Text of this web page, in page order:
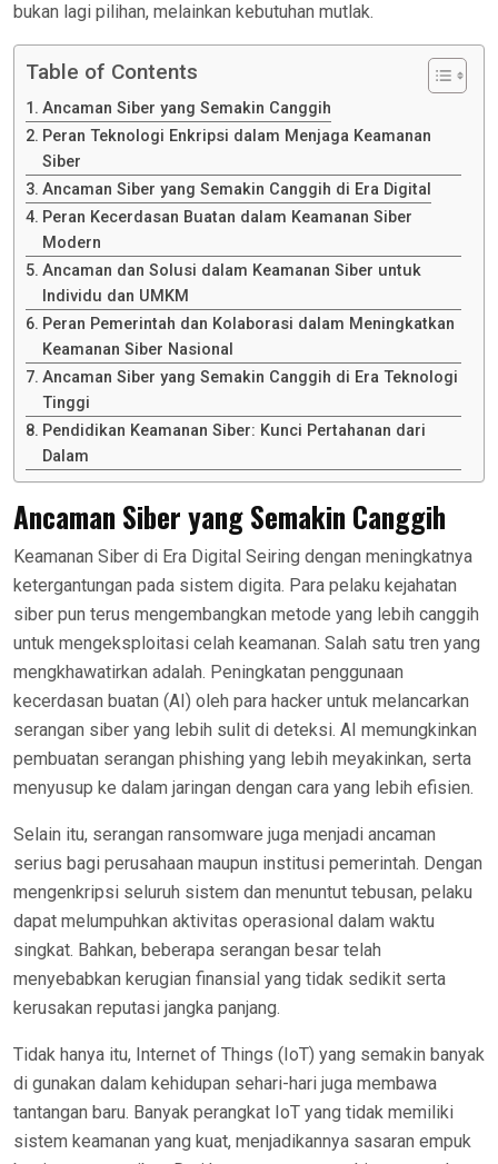
bukan lagi pilihan, melainkan kebutuhan mutlak.
Table of Contents
Ancaman Siber yang Semakin Canggih
Peran Teknologi Enkripsi dalam Menjaga Keamanan
Siber
Ancaman Siber yang Semakin Canggih di Era Digital
Peran Kecerdasan Buatan dalam Keamanan Siber
Modern
Ancaman dan Solusi dalam Keamanan Siber untuk
Individu dan UMKM
Peran Pemerintah dan Kolaborasi dalam Meningkatkan
Keamanan Siber Nasional
Ancaman Siber yang Semakin Canggih di Era Teknologi
Tinggi
Pendidikan Keamanan Siber: Kunci Pertahanan dari
Dalam
Ancaman Siber yang Semakin Canggih
Keamanan Siber di Era Digital Seiring dengan meningkatnya
ketergantungan pada sistem digita. Para pelaku kejahatan
siber pun terus mengembangkan metode yang lebih canggih
untuk mengeksploitasi celah keamanan. Salah satu tren yang
mengkhawatirkan adalah. Peningkatan penggunaan
kecerdasan buatan (AI) oleh para hacker untuk melancarkan
serangan siber yang lebih sulit di deteksi. AI memungkinkan
pembuatan serangan phishing yang lebih meyakinkan, serta
menyusup ke dalam jaringan dengan cara yang lebih efisien.
Selain itu, serangan ransomware juga menjadi ancaman
serius bagi perusahaan maupun institusi pemerintah. Dengan
mengenkripsi seluruh sistem dan menuntut tebusan, pelaku
dapat melumpuhkan aktivitas operasional dalam waktu
singkat. Bahkan, beberapa serangan besar telah
menyebabkan kerugian finansial yang tidak sedikit serta
kerusakan reputasi jangka panjang.
Tidak hanya itu, Internet of Things (IoT) yang semakin banyak
di gunakan dalam kehidupan sehari-hari juga membawa
tantangan baru. Banyak perangkat IoT yang tidak memiliki
sistem keamanan yang kuat, menjadikannya sasaran empuk